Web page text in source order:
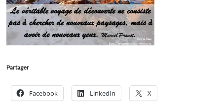
Partager
Facebook LinkedIn X